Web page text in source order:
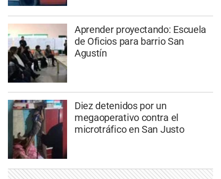
Aprender proyectando: Escuela
de Oficios para barrio San
Agustín
Diez detenidos por un
megaoperativo contra el
microtráfico en San Justo